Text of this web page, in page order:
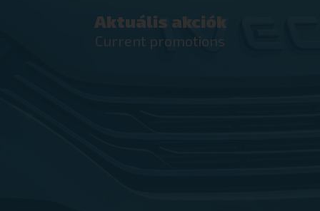
Aktuális akciók
Current promotions